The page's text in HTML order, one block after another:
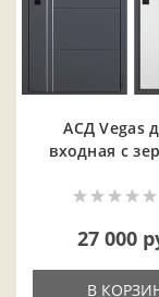
АСД Vegas
входная с
27 000
В